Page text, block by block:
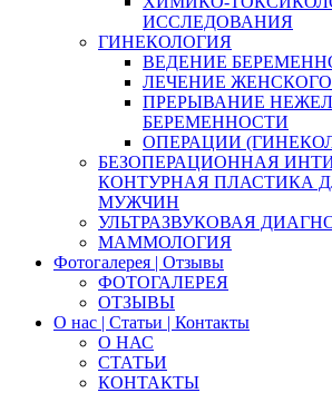
ИССЛЕДОВАНИЯ
ГИНЕКОЛОГИЯ
ВЕДЕНИЕ
ЛЕЧЕНИЕ
ПРЕРЫВАНИЕ
БЕРЕМЕННОСТИ
ОПЕРАЦИИ
БЕЗОПЕРАЦИОННАЯ
КОНТУРНАЯ ПЛАСТИКА
МУЖЧИН
УЛЬТРАЗВУКОВАЯ
МАММОЛОГИЯ
Фотогалерея | Отзывы
ФОТОГАЛЕРЕЯ
ОТЗЫВЫ
О нас | Статьи | Контакты
О НАС
СТАТЬИ
КОНТАКТЫ